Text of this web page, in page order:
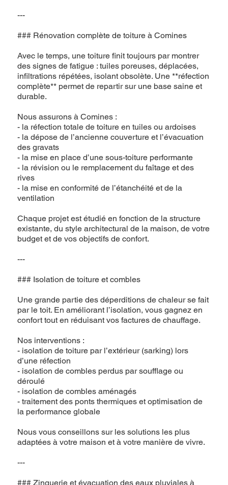
---
### Rénovation complète de toiture à Comines
Avec le temps, une toiture finit toujours par montrer
des signes de fatigue : tuiles poreuses, déplacées,
infiltrations répétées, isolant obsolète. Une **réfection
complète** permet de repartir sur une base saine et
durable.
Nous assurons à Comines :
- la réfection totale de toiture en tuiles ou ardoises
- la dépose de l’ancienne couverture et l’évacuation
des gravats
- la mise en place d’une sous-toiture performante
- la révision ou le remplacement du faîtage et des
rives
- la mise en conformité de l’étanchéité et de la
ventilation
Chaque projet est étudié en fonction de la structure
existante, du style architectural de la maison, de votre
budget et de vos objectifs de confort.
---
### Isolation de toiture et combles
Une grande partie des déperditions de chaleur se fait
par le toit. En améliorant l’isolation, vous gagnez en
confort tout en réduisant vos factures de chauffage.
Nos interventions :
- isolation de toiture par l’extérieur (sarking) lors
d’une réfection
- isolation de combles perdus par soufflage ou
déroulé
- isolation de combles aménagés
- traitement des ponts thermiques et optimisation de
la performance globale
Nous vous conseillons sur les solutions les plus
adaptées à votre maison et à votre manière de vivre.
---
### Zinguerie et évacuation des eaux pluviales à